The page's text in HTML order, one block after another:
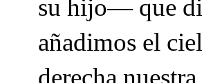
su hijo— que
añadimos el